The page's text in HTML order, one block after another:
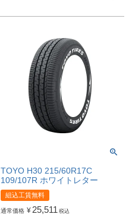
TOYO H30 215/60R17C
109/107R ホワイトレター
組込工賃無料
通常価格 ¥ 25,511 税込